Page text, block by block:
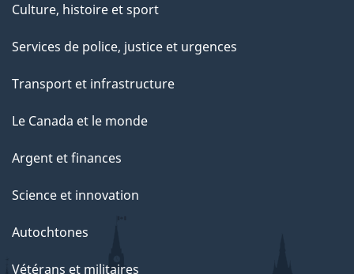
Culture, histoire et sport
Services de police, justice et urgences
Transport et infrastructure
Le Canada et le monde
Argent et finances
Science et innovation
Autochtones
Vétérans et militaires